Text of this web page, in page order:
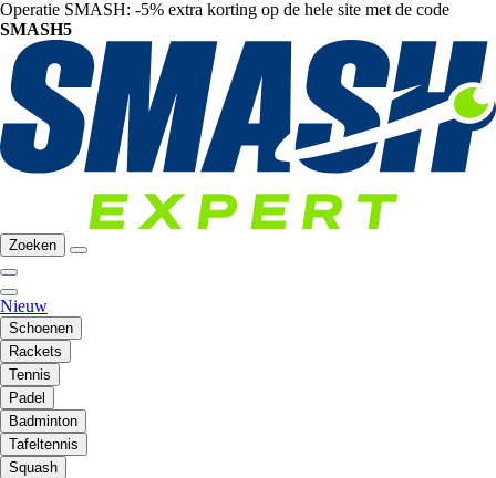
Operatie SMASH: -5% extra korting op de hele site met de code
SMASH5
Zoeken
Nieuw
Schoenen
Rackets
Tennis
Padel
Badminton
Tafeltennis
Squash